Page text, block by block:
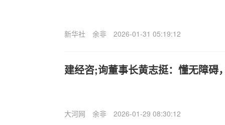
新华社 余非 2026-01-31 05:19:12
建经咨;询董事长黄志挺：懂无障碍
大河网 余非 2026-01-29 08:30:12